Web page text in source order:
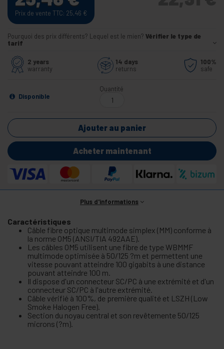
Prix de vente TTC: 25,46 €
Pourquoi des prix différents? Lequel est le mien? Vérifier le type de
tarif
2 years
warranty
14 days
returns
100%
safe
Disponible
Quantité
Ajouter au panier
Acheter maintenant
Plus d'informations
Caractéristiques
Câble fibre optique multimode simplex (MM) conforme à
la norme OM5 (ANSI/TIA 492AAE).
Les câbles OM5 utilisent une fibre de type WBMMF
multimode optimisée à 50/125 ?m et permettent une
vitesse pouvant atteindre 100 gigabits à une distance
pouvant atteindre 100 m.
Il dispose d'un connecteur SC/PC à une extrémité et d'un
connecteur SC/PC à l'autre extrémité.
Câble vérifié à 100%, de première qualité et LSZH (Low
Smoke Halogen Free).
Section du noyau central et son revêtemente 50/125
microns (?m).